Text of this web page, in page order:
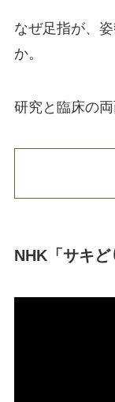
なぜ足指が、
か。
研究と臨床の
NHK「サキど